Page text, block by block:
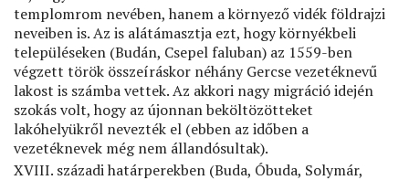
templomrom nevében, hanem a környező vidék földrajzi
neveiben is. Az is alátámasztja ezt, hogy környékbeli
településeken (Budán, Csepel faluban) az 1559-ben
végzett török összeíráskor néhány Gercse vezetéknevű
lakost is számba vettek. Az akkori nagy migráció idején
szokás volt, hogy az újonnan beköltözötteket
lakóhelyükről nevezték el (ebben az időben a
vezetéknevek még nem állandósultak).
XVIII. századi határperekben (Buda, Óbuda, Solymár,